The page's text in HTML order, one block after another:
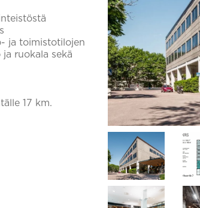
ja toimistotilojen
ruokala sekä
17 km.